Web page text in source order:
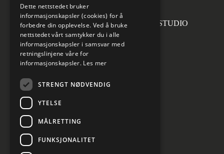
Forsidefoto: RASMUS HJORTSHOJ STUDIO
Cookies innstillinger
Dette nettstedet bruker
informasjonskapsler (cookies) for å
forbedre din opplevelse. Ved å bruke
nettstedet vårt samtykker du i alle
informasjonskapsler i samsvar med
retningslinjene våre for
informasjonskapsler. Les mer
STRENGT NØDVENDIG
YTELSE
MÅLRETTING
FUNKSJONALITET